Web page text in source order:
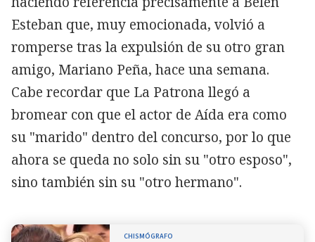
Esteban que, muy emocionada, volvió a
romperse tras la expulsión de su otro gran
amigo, Mariano Peña, hace una semana.
Cabe recordar que La Patrona llegó a
bromear con que el actor de Aída era como
su "marido" dentro del concurso, por lo que
ahora se queda no solo sin su "otro esposo",
sino también sin su "otro hermano".
CHISMÓGRAFO